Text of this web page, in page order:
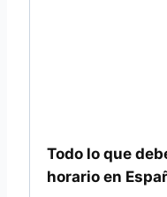
Todo lo que
horario en